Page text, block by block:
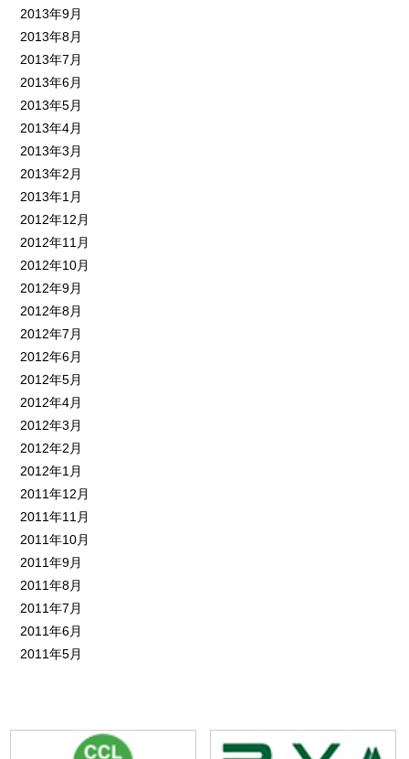
2013年9月
2013年8月
2013年7月
2013年6月
2013年5月
2013年4月
2013年3月
2013年2月
2013年1月
2012年12月
2012年11月
2012年10月
2012年9月
2012年8月
2012年7月
2012年6月
2012年5月
2012年4月
2012年3月
2012年2月
2012年1月
2011年12月
2011年11月
2011年10月
2011年9月
2011年8月
2011年7月
2011年6月
2011年5月